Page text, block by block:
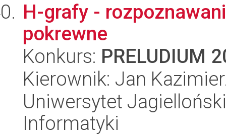
H-grafy -
pokrewne
Konkurs: PRELUDIUM
Kierownik: Jan
Uniwersytet
Informatyki